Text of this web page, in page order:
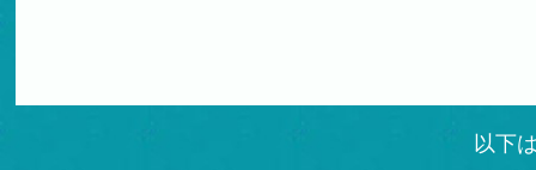
以下はご案内のペ